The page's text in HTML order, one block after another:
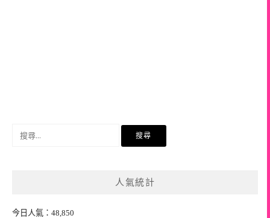
人氣統計
今日人氣：48,850